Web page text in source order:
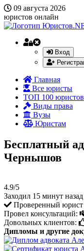
09 августа 2026
юристов онлайн
Вход
Главная
Все юристы
ТОП 100 юристов
Виды права
Вузы
Юристам
Бесплатный
Чернышов
4.9/5
Заходил 15 минут назад
Проверенный юрист
Провел консультаций:
Довольных клиентов:
Дипломы и другие